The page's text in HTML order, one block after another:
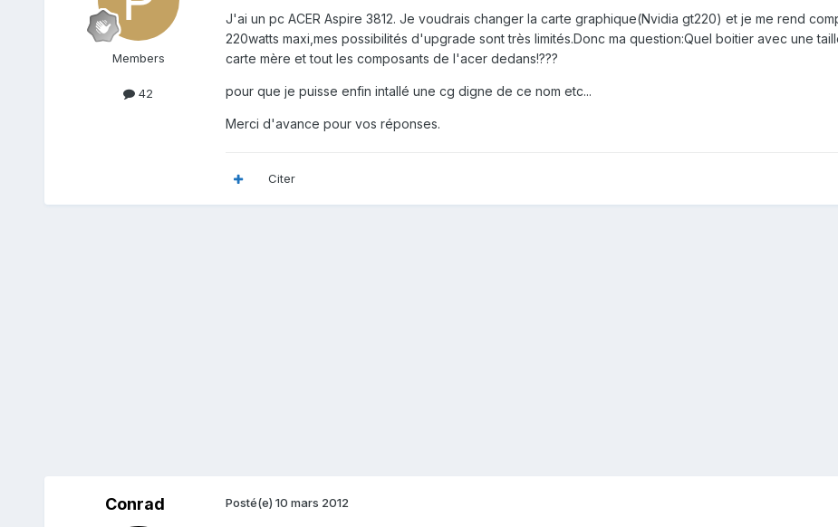
Members
42
J'ai un pc ACER Aspire 3812. Je voudrais changer la carte graphique(Nvidia gt220) et je me rend
220watts maxi,mes possibilités d'upgrade sont très limités.Donc ma question:Quel boitier avec une
carte mère et tout les composants de l'acer dedans!???
pour que je puisse enfin intallé une cg digne de ce nom etc...
Merci d'avance pour vos réponses.
Citer
Conrad Posté(e) 10 mars 2012